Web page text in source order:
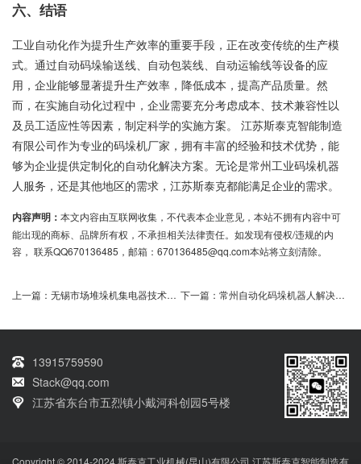
六、结语
工业自动化作为提升生产效率的重要手段，正在改变传统的生产模
式。通过自动码垛输送线、自动包装线、自动运输线等设备的应
用，企业能够显著提升生产效率，降低成本，提高产品质量。然
而，在实施自动化过程中，企业需要充分考虑成本、技术兼容性以
及员工适应性等因素，制定科学的实施方案。 江苏斯泰克智能制造
有限公司作为专业的码垛机厂家，拥有丰富的经验和技术优势，能
够为企业提供定制化的自动化解决方案。无论是常州工业码垛机器
人服务，还是其他地区的需求，江苏斯泰克都能满足企业的需求。
内容声明： 本文内容由互联网收集，不代表本企业意见，本站不拥有内容中可
能出现的商标、品牌所有权，不承担相关法律责任。如发现有侵权/违规的内
容， 联系QQ670136485，邮箱：670136485@qq.com本站将立刻清除。
上一篇： 无锡市场堆垛机集电器技术选型指导 下一篇： 常州自动化码垛机器人解决方案优化饲料生产效率
13915759590
Stack@qq.com
江苏省东台市五烈镇小戴河科创园5号楼
Copyright © 2014-2024 斯泰克工业机械(昆山)有限公司 江苏斯泰克智能制造有